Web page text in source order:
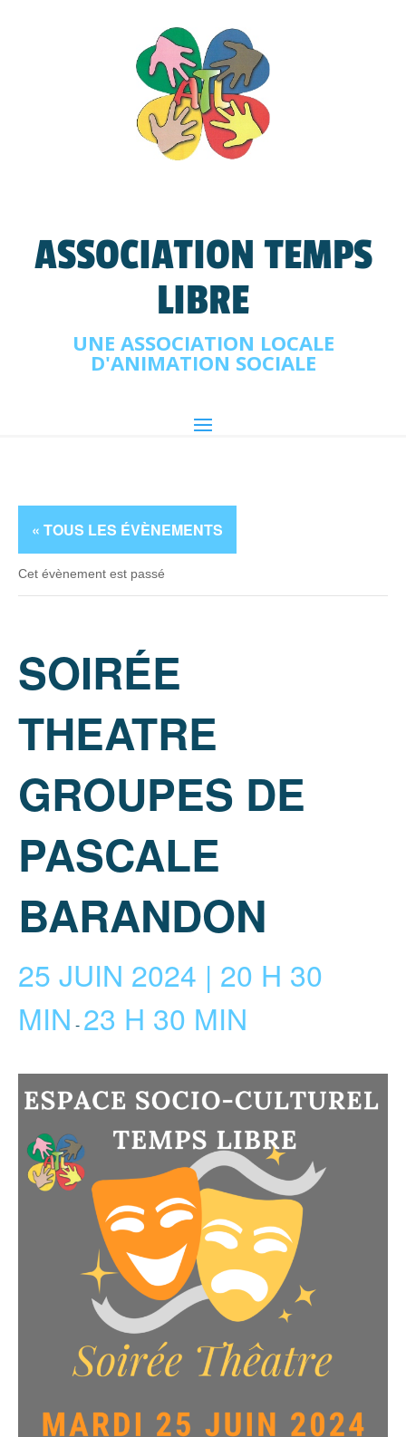
ASSOCIATION TEMPS
LIBRE
UNE ASSOCIATION LOCALE
D'ANIMATION SOCIALE
« TOUS LES ÉVÈNEMENTS
Cet évènement est passé
SOIRÉE
THEATRE
GROUPES DE
PASCALE
BARANDON
25 JUIN 2024 | 20 H 30
MIN - 23 H 30 MIN